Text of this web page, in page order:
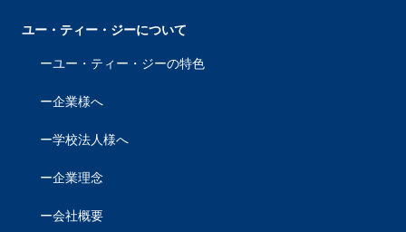
ユー・ティー・ジーについて
ユー・ティー・ジーの特色
企業様へ
学校法人様へ
企業理念
会社概要